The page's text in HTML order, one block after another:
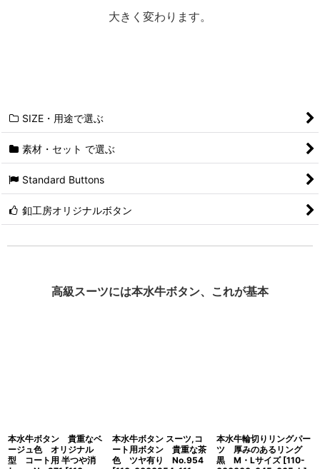
大きく変わります。
SIZE・用途で選ぶ
素材・セット で選ぶ
Standard Buttons
釦工房オリジナルボタン
高級スーツには本水牛ボタン、これが基本
本水牛ボタン 貴重なベ
ージュ色 オリジナル
型 コート用 半つや消
本水牛ボタン スーツ,コ
ート用ボタン 貴重な茶
色 ツヤ有り No.954
本水牛輪切りリングパー
ツ 厚みのあるリング
黒 M・Lサイズ [110-